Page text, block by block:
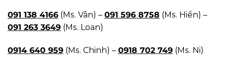
091 138 4166 (Ms. Vân) – 091 596 8758 (Ms. Hiền) –
091 263 3649 (Ms. Loan)
0914 640 959 (Ms. Chinh) – 0918 702 749 (Ms. Ni)